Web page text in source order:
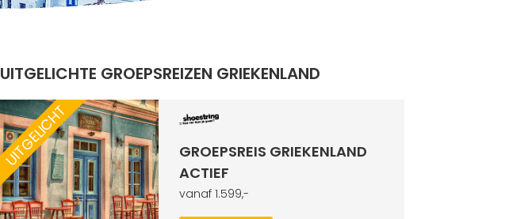
UITGELICHTE GROEPSREIZEN GRIEKENLAND
GROEPSREIS GRIEKENLAND
ACTIEF
vanaf 1.599,-
UITGELICHT